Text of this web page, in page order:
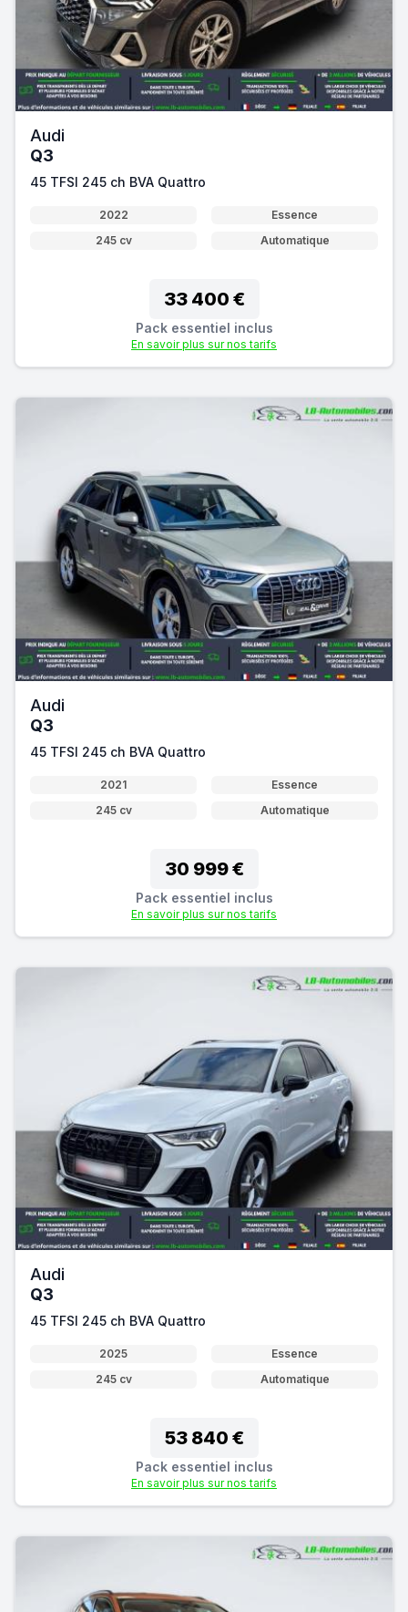
Audi
Q3
45 TFSI 245 ch BVA Quattro
2022
Essence
245 cv
Automatique
33 400 €
Pack essentiel inclus
En savoir plus sur nos tarifs
Audi
Q3
45 TFSI 245 ch BVA Quattro
2021
Essence
245 cv
Automatique
30 999 €
Pack essentiel inclus
En savoir plus sur nos tarifs
Audi
Q3
45 TFSI 245 ch BVA Quattro
2025
Essence
245 cv
Automatique
53 840 €
Pack essentiel inclus
En savoir plus sur nos tarifs